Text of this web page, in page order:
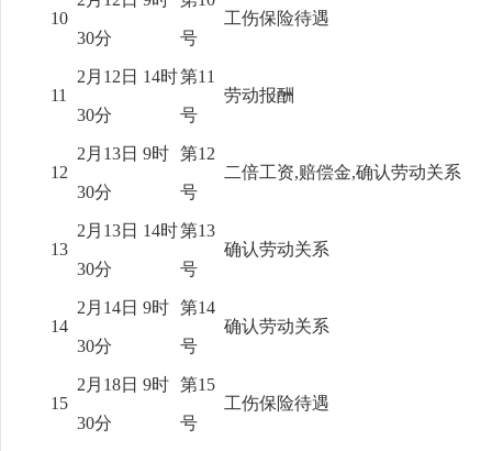
10
30分 号
工伤保险待遇
11
2月12日 14时
30分
第11
号
劳动报酬
12
2月13日 9时
30分
第12
号
二倍工资,赔偿金,确认劳动关系
13
2月13日 14时
30分
第13
号
确认劳动关系
14
2月14日 9时
30分
第14
号
确认劳动关系
15
2月18日 9时
30分
第15
号
工伤保险待遇